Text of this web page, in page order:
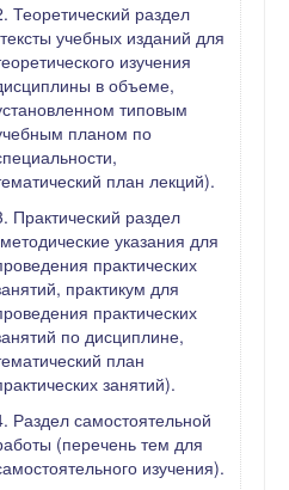
Теоретический раздел
учебных изданий для
изучения
в объеме,
типовым
планом по
план лекций).
Практический раздел
указания для
практических
практикум для
практических
по дисциплине,
план
занятий).
Раздел самостоятельной
(перечень тем для
изучения).